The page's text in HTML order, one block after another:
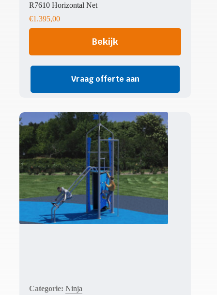
R7610 Horizontal Net
€1.395,00
Bekijk
Vraag offerte aan
Ninja